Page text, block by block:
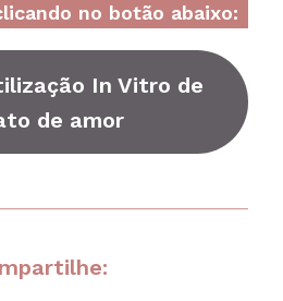
no botão abaixo:
In Vitro de
de amor